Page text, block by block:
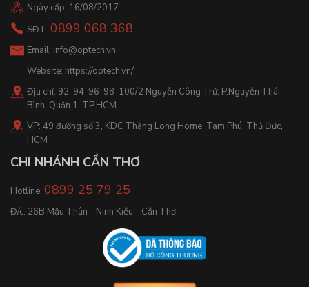
Ngày cấp: 16/08/2017
SĐT: 0899 068 368
Email: info@optech.vn
Website: https://optech.vn/
Địa chỉ: 92-94-96-98-100/2 Nguyễn Công Trứ, P.Nguyễn Thái
Bình, Quận 1, TP.HCM
VP: 49 đường số 3, KDC Thăng Long Home, Tam Phú, Thủ Đức,
HCM
CHI NHÁNH CẦN THƠ
Hotline: 0899 25 79 25
Đ/c: 26B Mậu Thân - Ninh Kiều - Cần Thơ